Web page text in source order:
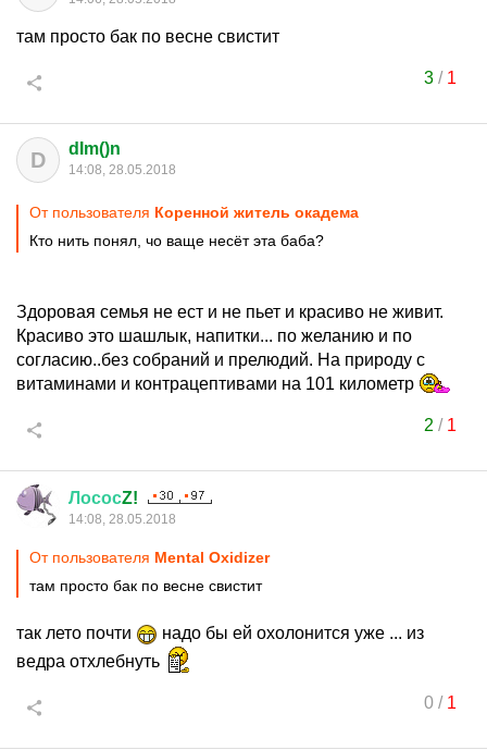
там просто бак по весне свистит
3/ 1
D dIm()n
14:08, 28.05.2018
От пользователя Коренной житель окадема
Кто нить понял, чо ваще несёт эта баба?
Здоровая семья не ест и не пьет и красиво не живит.
Красиво это шашлык, напитки... по желанию и по
согласию..без собраний и прелюдий. На природу с
витаминами и контрацептивами на 101 километр
2 / 1
ЛососZ!
14:08, 28.05.2018
От пользователя Mental Oxidizer
там просто бак по весне свистит
так лето почти
надо бы ей охолонится уже ... из
ведра отхлебнуть
0/ 1